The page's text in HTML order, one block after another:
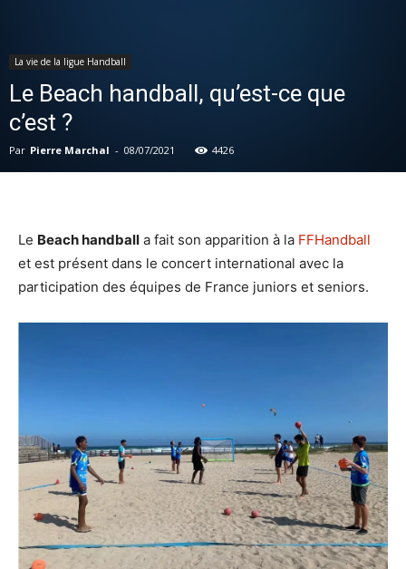
La vie de la ligue Handball
Le Beach handball, qu’est-ce que
c’est ?
Par Pierre Marchal - 08/07/2021 4426
Le Beach handball a fait son apparition à la FFHandball
et est présent dans le concert international avec la
participation des équipes de France juniors et seniors.